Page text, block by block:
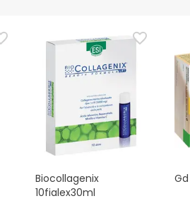
Biocollagenix
10fialex30ml